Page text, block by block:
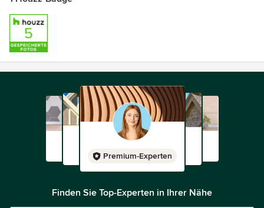
Premium-Experten
Finden Sie Top-Experten in Ihrer Nähe